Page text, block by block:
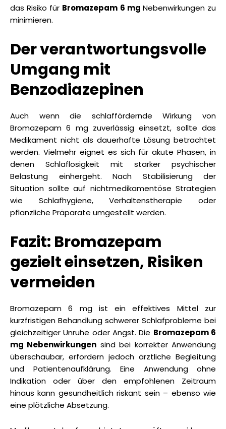
das Risiko für Bromazepam 6 mg Nebenwirkungen zu
minimieren.
Der verantwortungsvolle
Umgang mit
Benzodiazepinen
Auch wenn die schlaffördernde Wirkung von
Bromazepam 6 mg zuverlässig einsetzt, sollte das
Medikament nicht als dauerhafte Lösung betrachtet
werden. Vielmehr eignet es sich für akute Phasen, in
denen Schlaflosigkeit mit starker psychischer
Belastung einhergeht. Nach Stabilisierung der
Situation sollte auf nichtmedikamentöse Strategien
wie Schlafhygiene, Verhaltenstherapie oder
pflanzliche Präparate umgestellt werden.
Fazit: Bromazepam
gezielt einsetzen, Risiken
vermeiden
Bromazepam 6 mg ist ein effektives Mittel zur
kurzfristigen Behandlung schwerer Schlafprobleme bei
gleichzeitiger Unruhe oder Angst. Die Bromazepam 6
mg Nebenwirkungen sind bei korrekter Anwendung
überschaubar, erfordern jedoch ärztliche Begleitung
und Patientenaufklärung. Eine Anwendung ohne
Indikation oder über den empfohlenen Zeitraum
hinaus kann gesundheitlich riskant sein – ebenso wie
eine plötzliche Absetzung.